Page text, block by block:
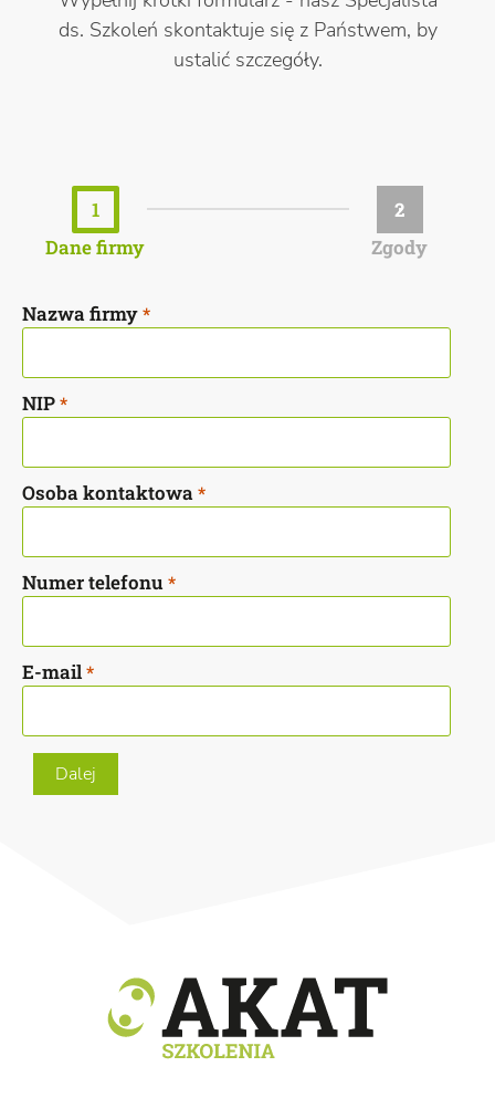
ds. Szkoleń skontaktuje się z Państwem, by
ustalić szczegóły.
1
Dane firmy
2
Zgody
Nazwa firmy*
NIP*
Osoba kontaktowa*
Numer telefonu*
E-mail*
Dalej